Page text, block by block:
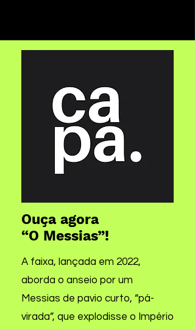
Ouça agora
“O Messias”!
A faixa, lançada em 2022,
aborda o anseio por um
Messias de pavio curto, “pá-
virada”, que explodisse o Império